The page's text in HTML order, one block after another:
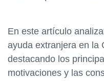
En este artículo
ayuda extranjera en la
destacando los
motivaciones y las